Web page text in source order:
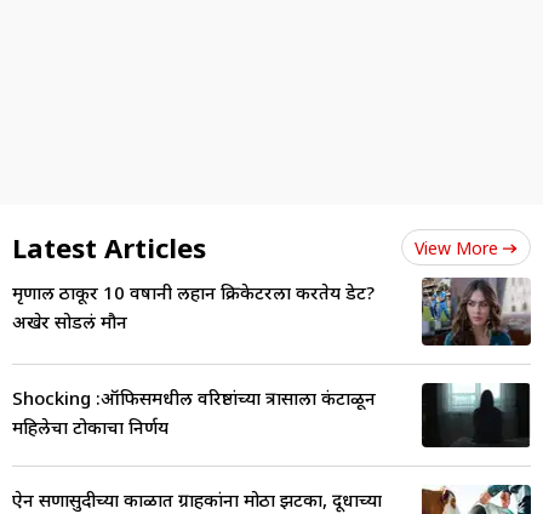
Latest Articles View More
मृणाल ठाकूर 10 वर्षांनी लहान क्रिकेटरला करतेय डेट?
अखेर सोडलं मौन
Shocking :ऑफिसमधील वरिष्ठांच्या त्रासाला कंटाळून
महिलेचा टोकाचा निर्णय
ऐन सणासुदीच्या काळात ग्राहकांना मोठा झटका, दूधाच्या